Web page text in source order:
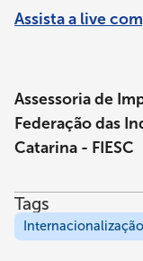
Assista a live
Assessoria de
Federação das
Catarina - FIESC
Tags
Internacionalização